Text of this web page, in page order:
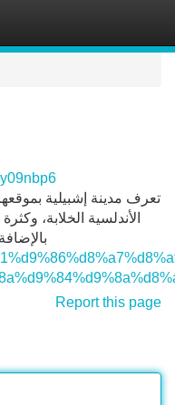
تعرف مدينة إشبيلية
الأندلسية الخلابة،
Report this page